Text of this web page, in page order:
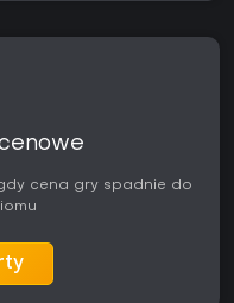
cena gry spadnie do